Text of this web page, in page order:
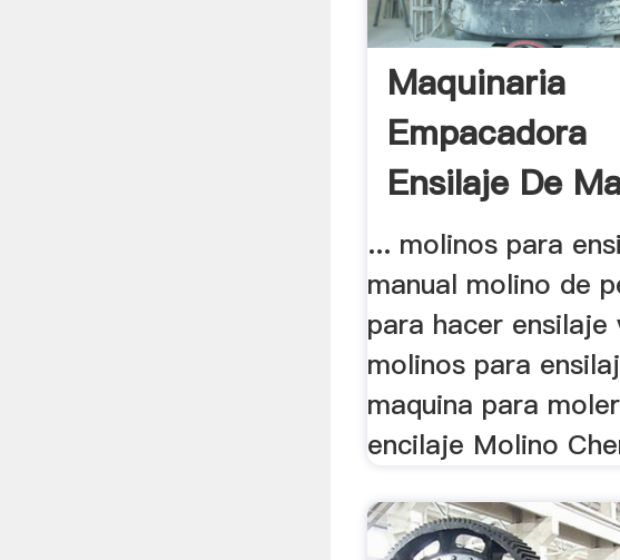
Maquinaria
Empacadora
Ensilaje De
Para La .
... molinos para
manual molino de
para hacer ensilaje
molinos para
maquina para
encilaje Molino